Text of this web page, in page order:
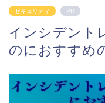
セキュリティ PR
インシデント
のにおすすめ